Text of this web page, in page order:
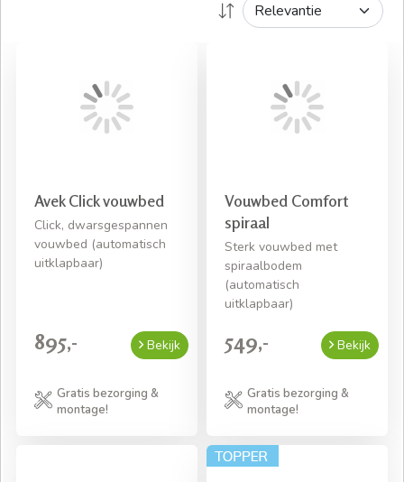
Avek Click vouwbed
Click, dwarsgespannen
vouwbed (automatisch
uitklapbaar)
895,- Bekijk
Gratis bezorging &
montage!
Vouwbed Comfort
spiraal
Sterk vouwbed met
spiraalbodem
(automatisch
uitklapbaar)
549,- Bekijk
Gratis bezorging &
montage!